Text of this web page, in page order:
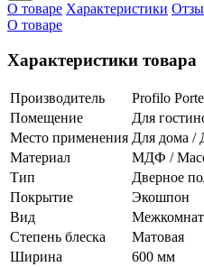
О товаре Характеристики
О товаре
Характеристики товара
Производитель
Profilo Porte
Помещение
Для
Место применения Для дома /
Материал
МДФ /
Тип
Дверное
Покрытие
Экошпон
Вид
Степень блеска
Матовая
Ширина
600 мм